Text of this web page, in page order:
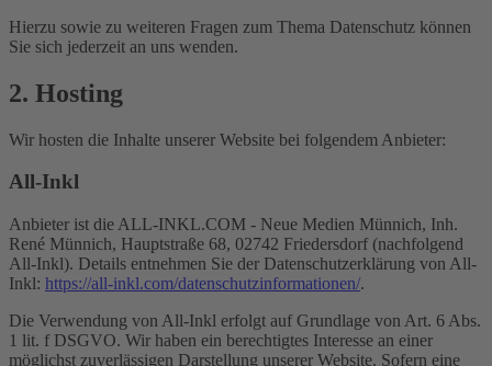
Hierzu sowie zu weiteren Fragen zum Thema Datenschutz können
Sie sich jederzeit an uns wenden.
2. Hosting
Wir hosten die Inhalte unserer Website bei folgendem Anbieter:
All-Inkl
Anbieter ist die ALL-INKL.COM - Neue Medien Münnich, Inh.
René Münnich, Hauptstraße 68, 02742 Friedersdorf (nachfolgend
All-Inkl). Details entnehmen Sie der Datenschutzerklärung von All-
Inkl: https://all-inkl.com/datenschutzinformationen/.
Die Verwendung von All-Inkl erfolgt auf Grundlage von Art. 6 Abs.
1 lit. f DSGVO. Wir haben ein berechtigtes Interesse an einer
möglichst zuverlässigen Darstellung unserer Website. Sofern eine